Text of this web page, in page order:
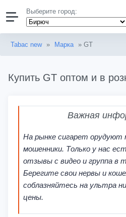
Выберите город:
Tabac new » Марка » GT
Купить GT оптом и в
Важная
На рынке сигарет орудуют
мошенники. Только у нас
отзывы с видео и группа в
Берегите свои нервы и
соблазняйтесь на ультра
цены.